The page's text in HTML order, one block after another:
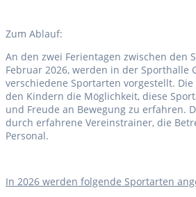
Zum Ablauf:
An den zwei Ferientagen zwischen den
Februar 2026, werden in der Sporthalle
verschiedene Sportarten vorgestellt.
den Kindern die Möglichkeit, diese
und Freude an Bewegung zu erfahren.
durch erfahrene Vereinstrainer, die
Personal.
In 2026 werden folgende Sportarten